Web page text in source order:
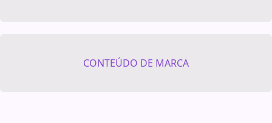
CONTEÚDO DE MARCA